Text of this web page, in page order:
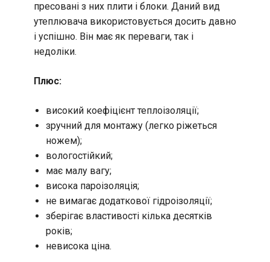
пресовані з них плити і блоки. Даний вид
утеплювача використовується досить давно
і успішно. Він має як переваги, так і
недоліки.
Плюс:
високий коефіцієнт теплоізоляції;
зручний для монтажу (легко ріжеться
ножем);
вологостійкий;
має малу вагу;
висока пароізоляція;
не вимагає додаткової гідроізоляції;
зберігає властивості кілька десятків
років;
невисока ціна.